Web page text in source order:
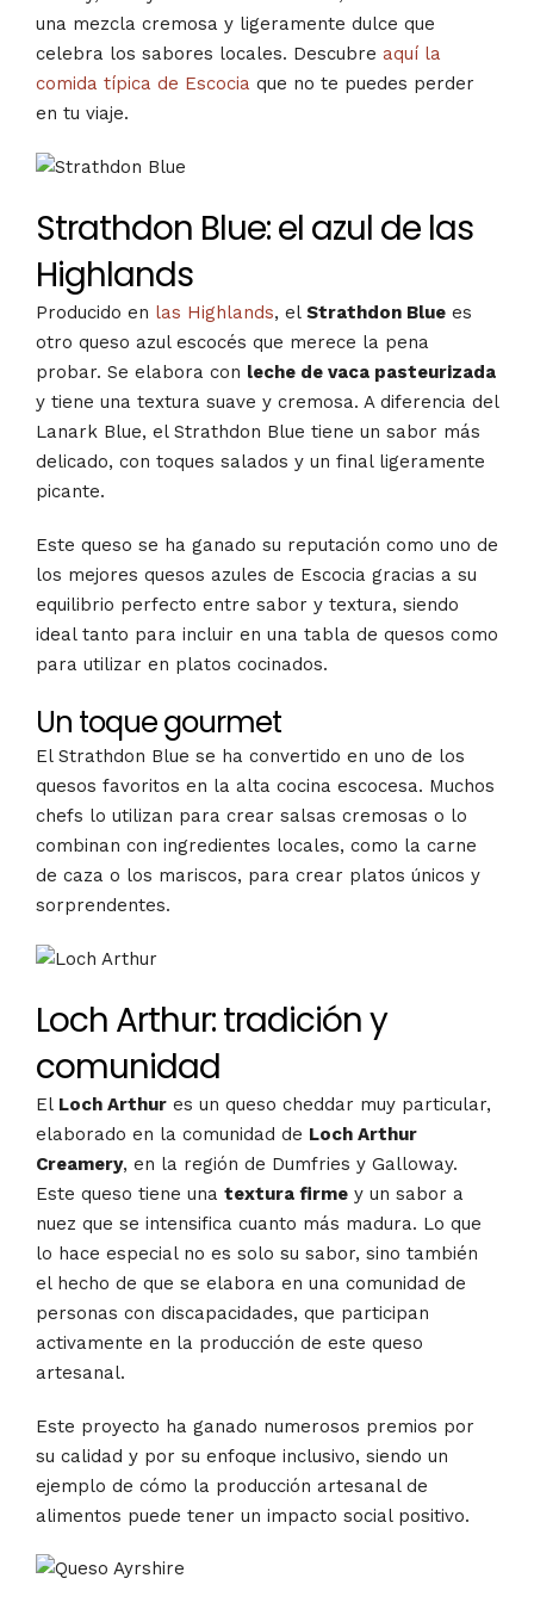
una mezcla cremosa y ligeramente dulce que
celebra los sabores locales. Descubre aquí la
comida típica de Escocia que no te puedes perder
en tu viaje.
Strathdon Blue: el azul de las
Highlands
Producido en las Highlands, el Strathdon Blue es
otro queso azul escocés que merece la pena
probar. Se elabora con leche de vaca pasteurizada
y tiene una textura suave y cremosa. A diferencia del
Lanark Blue, el Strathdon Blue tiene un sabor más
delicado, con toques salados y un final ligeramente
picante.
Este queso se ha ganado su reputación como uno de
los mejores quesos azules de Escocia gracias a su
equilibrio perfecto entre sabor y textura, siendo
ideal tanto para incluir en una tabla de quesos como
para utilizar en platos cocinados​.
Un toque gourmet
El Strathdon Blue se ha convertido en uno de los
quesos favoritos en la alta cocina escocesa. Muchos
chefs lo utilizan para crear salsas cremosas o lo
combinan con ingredientes locales, como la carne
de caza o los mariscos, para crear platos únicos y
sorprendentes.
Loch Arthur: tradición y
comunidad
El Loch Arthur es un queso cheddar muy particular,
elaborado en la comunidad de Loch Arthur
Creamery, en la región de Dumfries y Galloway.
Este queso tiene una textura firme y un sabor a
nuez que se intensifica cuanto más madura. Lo que
lo hace especial no es solo su sabor, sino también
el hecho de que se elabora en una comunidad de
personas con discapacidades, que participan
activamente en la producción de este queso
artesanal.
Este proyecto ha ganado numerosos premios por
su calidad y por su enfoque inclusivo, siendo un
ejemplo de cómo la producción artesanal de
alimentos puede tener un impacto social positivo​.